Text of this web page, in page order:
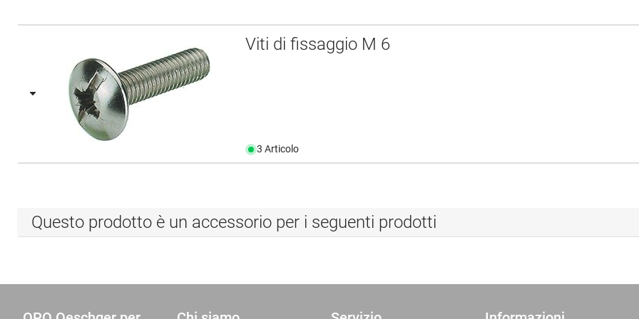
Viti di fissaggio M 6
3 Articolo
Questo prodotto è un accessorio per i seguenti prodotti